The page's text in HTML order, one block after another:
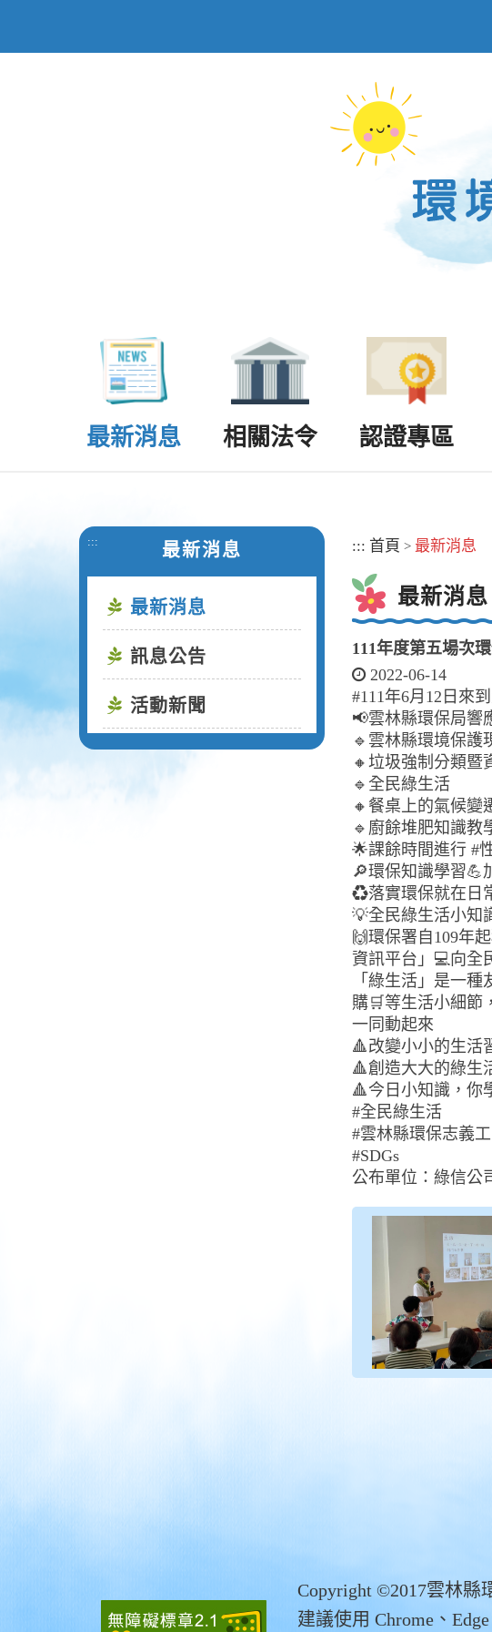
最新消息 相關法令 認證專區
::: 最新消息
最新消息
訊息公告
活動新聞
::: 首頁 > 最新消息
最新消息
111年度第五場次
2022-06-14
#111年6月12日來
📢雲林縣環保局響
🔹雲林縣環境保護
🔸垃圾強制分類暨
🔹全民綠生活
🔸餐桌上的氣候變
🔹廚餘堆肥知識教
🌟課餘時間進行 #
🔎環保知識學習💪
♻️落實環保就在日
💡全民綠生活小知
🙌環保署自109年
資訊平台」💻向全
「綠生活」是一
購🛒等生活小細節
一同動起來
🔺改變小小的生活
🔺創造大大的綠生
🔺今日小知識，你
#全民綠生活
#雲林縣環保志義工
#SDGs
公布單位：綠信公
Copyright ©2017雲林縣
建議使用 Chrome、